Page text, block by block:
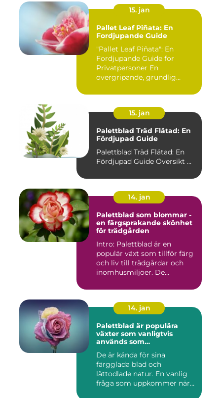
15. jan
Pallet Leaf Piñata: En
Fordjupande Guide
"Pallet Leaf Piñata": En
Fordjupande Guide for
Privatpersoner En
overgripande, grundlig
15. jan
Palettblad Träd Flätad: En
Fördjupad Guide
Palettblad Träd Flätad: En
Fördjupad Guide Översikt ...
14. jan
Palettblad som blommar -
en färgsprakande skönhet
för trädgården
Intro: Palettblad är en
populär växt som tillför färg
och liv till trädgårdar och
inomhusmiljöer. De...
14. jan
Palettblad är populära
växter som vanligtvis
används som
De är kända för sina
färgglada blad och
lättodlade natur. En vanlig
fråga som uppkommer när